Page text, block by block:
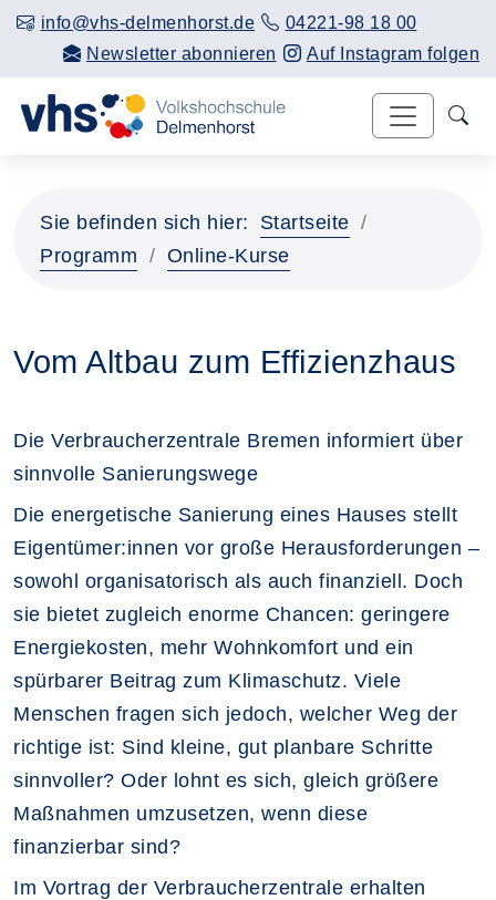
info@vhs-delmenhorst.de
04221-98 18 00
Newsletter abonnieren
Auf Instagram folgen
Sie befinden sich hier:
Startseite
Programm
Online-Kurse
Vom Altbau zum Effizienzhaus
Die Verbraucherzentrale Bremen informiert über
sinnvolle Sanierungswege
Die energetische Sanierung eines Hauses stellt
Eigentümer:innen vor große Herausforderungen –
sowohl organisatorisch als auch finanziell. Doch
sie bietet zugleich enorme Chancen: geringere
Energiekosten, mehr Wohnkomfort und ein
spürbarer Beitrag zum Klimaschutz. Viele
Menschen fragen sich jedoch, welcher Weg der
richtige ist: Sind kleine, gut planbare Schritte
sinnvoller? Oder lohnt es sich, gleich größere
Maßnahmen umzusetzen, wenn diese
finanzierbar sind?
Im Vortrag der Verbraucherzentrale erhalten